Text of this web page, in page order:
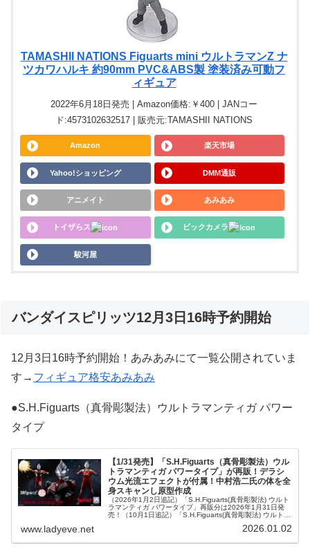
TAMASHII NATIONS Figuarts mini ウルトラマンZ ナ
ツカワハルキ 約90mm PVC&ABS製 塗装済み可動フ
ィギュア
2022年6月18日発売 | Amazon価格:￥400 | JANコー
ド:4573102632517 | 販売元:TAMASHII NATIONS
Amazon 楽天市場
Yahoo!ショッピング DMM通販
アニメイト あみあみ
トイザらス ビックカメラ
駿河屋
バンダイスピリッツ12月3日16時予約開始
12月3日16時予約開始！あみあみにて一覧公開されていま
す→ フィギュア格安あみあみ
●S.H.Figuarts（真骨彫製法）ウルトラマンティガ パワー
タイプ
【1/31発売】「S.H.Figuarts（真骨彫製法）ウル
トラマンティガ パワータイプ」が再販！デラシ
ウム光流エフェクトが付属！中村浩二氏の体を全
身スキャンし原型作成
（2026年1月2日追記）「S.H.Figuarts(真骨彫製法) ウルト
ラマンティガ パワータイプ」再販分は2026年1月31日発
売！（10月1日追記）「S.H.Figuarts(真骨彫製法) ウルトラ
www.ladyeve.net 2026.01.02